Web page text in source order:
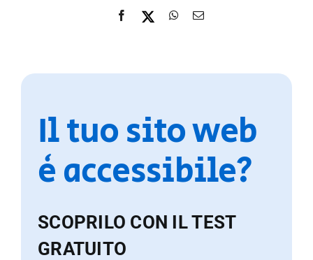
Il tuo sito web
è accessibile?
SCOPRILO CON IL TEST
GRATUITO